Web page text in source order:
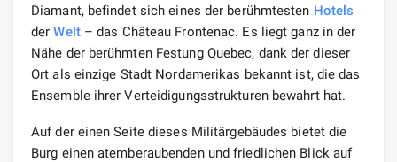
Diamant, befindet sich eines der berühmtesten Hotels
derWelt– das Château Frontenac. Es liegt ganz in der
Nähe der berühmten Festung Quebec, dank der dieser
Ort als einzige Stadt Nordamerikas bekannt ist, die das
Ensemble ihrer Verteidigungsstrukturen bewahrt hat.
Auf der einen Seite dieses Militärgebäudes bietet die
Burg einen atemberaubenden und friedlichen Blick auf